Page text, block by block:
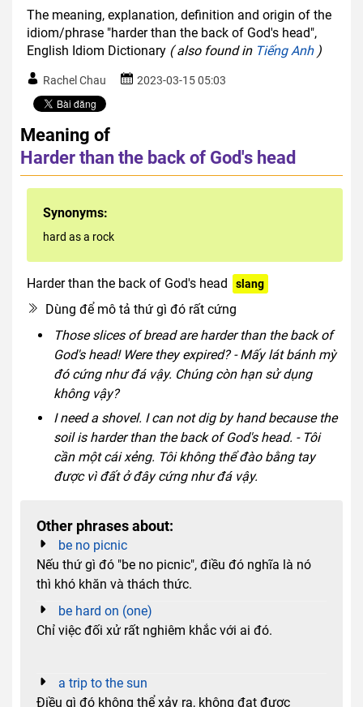
The meaning, explanation, definition and origin of the
idiom/phrase "harder than the back of God's head",
English Idiom Dictionary ( also found in Tiếng Anh)
Rachel Chau 2023-03-15 05:03
Meaning of
Harder than the back of God's head
Synonyms:
hard as a rock
Harder than the back of God's head slang
Dùng để mô tả thứ gì đó rất cứng
Those slices of bread are harder than the back of
God's head! Were they expired? - Mấy lát bánh mỳ
đó cứng như đá vậy. Chúng còn hạn sử dụng
không vậy?
I need a shovel. I can not dig by hand because the
soil is harder than the back of God's head. - Tôi
cần một cái xẻng. Tôi không thể đào bằng tay
được vì đất ở đây cứng như đá vậy.
Other phrases about:
be no picnic
Nếu thứ gì đó "be no picnic", điều đó nghĩa là nó
thì khó khăn và thách thức.
be hard on (one)
Chỉ việc đối xử rất nghiêm khắc với ai đó.
a trip to the sun
Điều gì đó không thể xảy ra, không đạt được